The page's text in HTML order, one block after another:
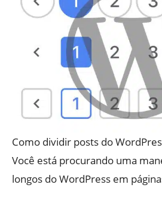
Como dividir posts do
Você está procurando uma
longos do WordPress em